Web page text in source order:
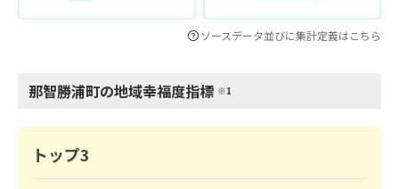
ソースデータ並びに集計定義はこちら
那智勝浦町の地域幸福度指標 ※1
トップ3